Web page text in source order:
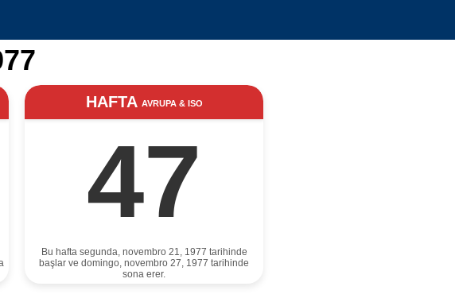
HAFTA AVRUPA & ISO
47
Bu hafta segunda, novembro 21, 1977 tarihinde
başlar ve domingo, novembro 27, 1977 tarihinde
sona erer.